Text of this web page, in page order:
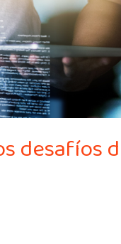
desafíos